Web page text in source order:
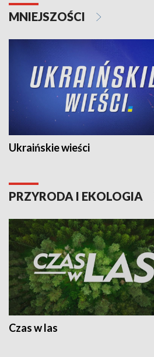
MNIEJSZOŚCI
Ukraińskie wieści
PRZYRODA I EKOLOGIA
Czas w las